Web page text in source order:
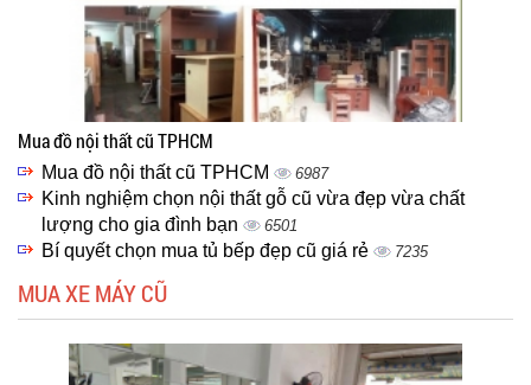
Mua đồ nội thất cũ TPHCM
Mua đồ nội thất cũ TPHCM 6987
Kinh nghiệm chọn nội thất gỗ cũ vừa đẹp vừa chất
lượng cho gia đình bạn
6501
Bí quyết chọn mua tủ bếp đẹp cũ giá rẻ 7235
MUA XE MÁY CŨ